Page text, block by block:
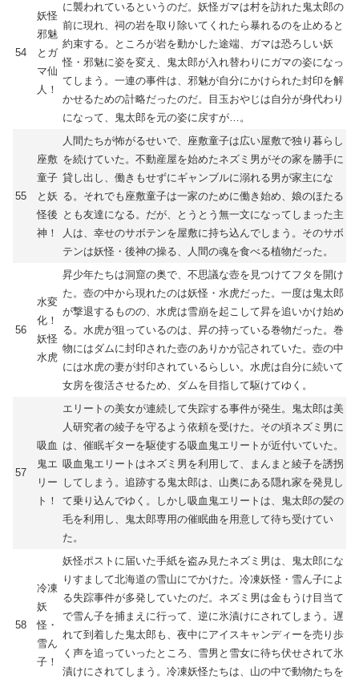
54
妖怪
邪魅
とガ
マ仙
人！
に襲われているというのだ。妖怪ガマは村を訪れた鬼太郎の
前に現れ、祠の岩を取り除いてくれたら暴れるのを止めると
約束する。ところが岩を動かした途端、ガマは恐ろしい妖
怪・邪魅に姿を変え、鬼太郎が入れ替わりにガマの姿になっ
てしまう。一連の事件は、邪魅が自分にかけられた封印を解
かせるための計略だったのだ。目玉おやじは自分が身代わり
になって、鬼太郎を元の姿に戻すが…。
55
座敷
童子
と妖
怪後
神！
人間たちが怖がるせいで、座敷童子は広い屋敷で独り暮らし
を続けていた。不動産屋を始めたネズミ男がその家を勝手に
貸し出し、働きもせずにギャンブルに溺れる男が家主にな
る。それでも座敷童子は一家のために働き始め、娘のほたる
とも友達になる。だが、とうとう無一文になってしまった主
人は、幸せのサボテンを屋敷に持ち込んでしまう。そのサボ
テンは妖怪・後神の操る、人間の魂を食べる植物だった。
56
水変
化！
妖怪
水虎
昇少年たちは洞窟の奥で、不思議な壺を見つけてフタを開け
た。壺の中から現れたのは妖怪・水虎だった。一度は鬼太郎
が撃退するものの、水虎は雪崩を起こして昇を追いかけ始め
る。水虎が狙っているのは、昇の持っている巻物だった。巻
物にはダムに封印された壺のありかが記されていた。壺の中
には水虎の妻が封印されているらしい。水虎は自分に続いて
女房を復活させるため、ダムを目指して駆けてゆく。
57
吸血
鬼エ
リー
ト！
エリートの美女が連続して失踪する事件が発生。鬼太郎は美
人研究者の綾子を守るよう依頼を受けた。その頃ネズミ男に
は、催眠ギターを駆使する吸血鬼エリートが近付いていた。
吸血鬼エリートはネズミ男を利用して、まんまと綾子を誘拐
してしまう。追跡する鬼太郎は、山奥にある隠れ家を発見し
て乗り込んでゆく。しかし吸血鬼エリートは、鬼太郎の髪の
毛を利用し、鬼太郎専用の催眠曲を用意して待ち受けてい
た。
58
冷凍
妖
怪・
雪ん
子！
妖怪ポストに届いた手紙を盗み見たネズミ男は、鬼太郎にな
りすまして北海道の雪山にでかけた。冷凍妖怪・雪ん子によ
る失踪事件が多発していたのだ。ネズミ男は金もうけ目当て
で雪ん子を捕まえに行って、逆に氷漬けにされてしまう。遅
れて到着した鬼太郎も、夜中にアイスキャンディーを売り歩
く声を追っていったところ、雪男と雪女に待ち伏せされて氷
漬けにされてしまう。冷凍妖怪たちは、山の中で動物たちを